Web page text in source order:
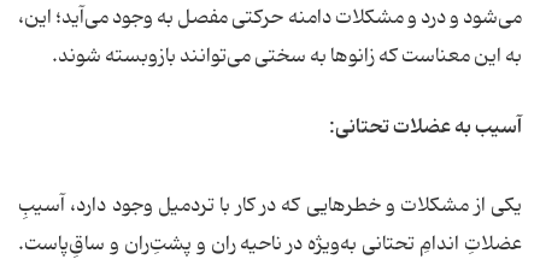
می‌شود و درد و مشکلات دامنه حرکتی مفصل به وجود می‌آید؛ این،
به این معناست كه زانو‌ها به سختی می‌توانند باز‌و‌بسته شوند.
آسیب به عضلات تحتانی:
یکی از مشکلات و خطرهایی که در کار با تردمیل وجود دارد، آسیبِ
عضلاتِ اندامِ تحتانی به‌ویژه در ناحیه ران و پشتِ‌ران و ساقِ‌پاست.